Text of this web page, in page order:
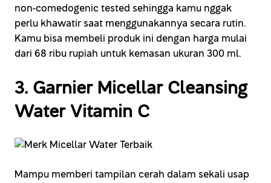
non-comedogenic tested sehingga kamu nggak
perlu khawatir saat menggunakannya secara rutin.
Kamu bisa membeli produk ini dengan harga mulai
dari 68 ribu rupiah untuk kemasan ukuran 300 ml.
3. Garnier Micellar Cleansing
Water Vitamin C
Mampu memberi tampilan cerah dalam sekali usap